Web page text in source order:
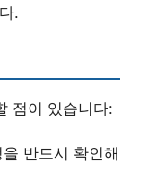
.
점이 있습니다:
반드시 확인해